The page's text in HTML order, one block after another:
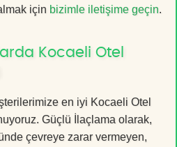
için bizimle iletişime geçin.
Kocaeli Otel
en iyi Kocaeli Otel
Güçlü İlaçlama olarak,
çevreye zarar vermeyen,